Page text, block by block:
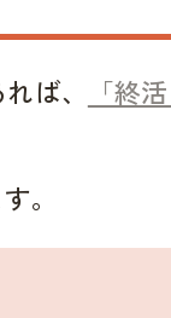
ば、
「終
。